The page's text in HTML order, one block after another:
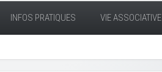
INFOS PRATIQUES VIE ASSOCIATIVE